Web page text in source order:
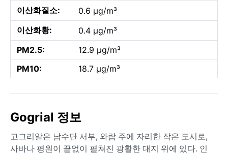
이산화질소:
0.6 µg/m³
이산화황:
0.4 µg/m³
PM2.5:
12.9 µg/m³
PM10:
18.7 µg/m³
Gogrial 정보
고그리알은 남수단 서부, 와랍 주에 자리한 작은 도시로,
사바나 평원이 끝없이 펼쳐진 광활한 대지 위에 있다. 인